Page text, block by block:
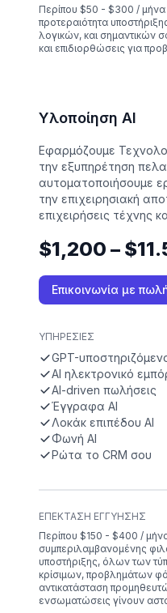
Περίπου $50 - $300 / μήνα
προτεραιότητα
λογικών, και σημαντικών
και επιδιορθώσεις για
Υλοποίηση AI
Εφαρμόζουμε
την εξυπηρέτηση
αυτοματοποιήσουμε
την επιχειρησιακή
επιχειρήσεις τέχνης
$1,200 –
Επικοινωνία με
ΥΠΗΡΕΣΊΕΣ
GPT-
AI ηλεκτρονικό
AI-driven πωλήσεις
Έγγραφα AI
Λοκάκ επιπέδου AI
Φωνή AI
Ρώτα το CRM σου
ΕΠΈΚΤΑΣΗ ΕΓΓΎΗΣΗΣ
Περίπου $150 - $400 /
συμπεριλαμβανομένης
υποστήριξης, όλων των
κρίσιμων, προβλημάτων
αντικατάσταση
ενσωματώσεις γίνουν